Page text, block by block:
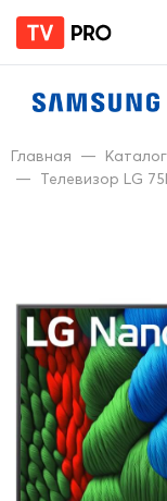
Главная —
— Телевизор LG